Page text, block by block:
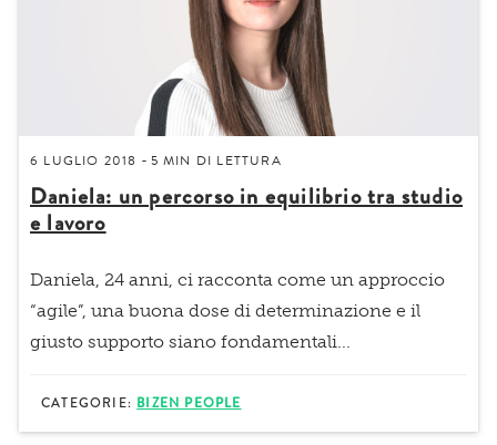
6 LUGLIO 2018 - 5 MIN DI LETTURA
Daniela: un percorso in equilibrio tra studio
e lavoro
Daniela, 24 anni, ci racconta come un approccio
“agile”, una buona dose di determinazione e il
giusto supporto siano fondamentali...
CATEGORIE: BIZEN PEOPLE